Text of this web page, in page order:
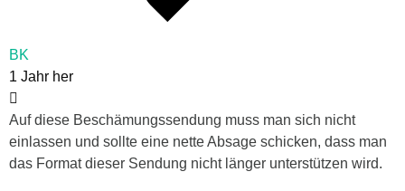
BK
1 Jahr her
Auf diese Beschämungssendung muss man sich nicht
einlassen und sollte eine nette Absage schicken, dass man
das Format dieser Sendung nicht länger unterstützen wird.